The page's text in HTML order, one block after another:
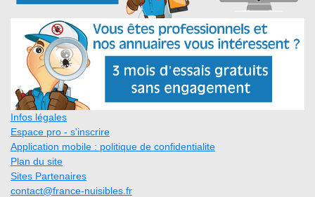
Infos légales
Espace pro - s'inscrire
Application mobile : politique de confidentialite
Plan du site
Sites Partenaires
contact@france-nuisibles.fr